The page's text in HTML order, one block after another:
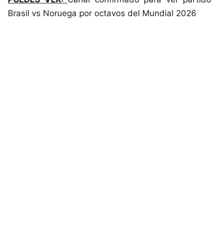
Brasil vs Noruega por octavos del Mundial 2026